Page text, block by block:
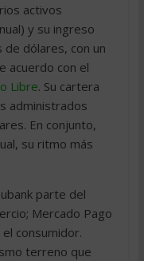
activos
y su ingreso
dólares, con un
acuerdo con el
Libre. Su cartera
administrados
En conjunto,
su ritmo más
parte del
Mercado Pago
consumidor.
terreno que